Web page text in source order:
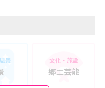
景 文化・施設
郷土芸能